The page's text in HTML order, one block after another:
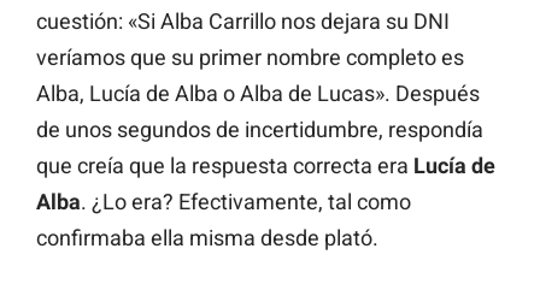
cuestión: «Si Alba Carrillo nos dejara su DNI
veríamos que su primer nombre completo es
Alba, Lucía de Alba o Alba de Lucas». Después
de unos segundos de incertidumbre, respondía
que creía que la respuesta correcta era Lucía de
Alba. ¿Lo era? Efectivamente, tal como
confirmaba ella misma desde plató.